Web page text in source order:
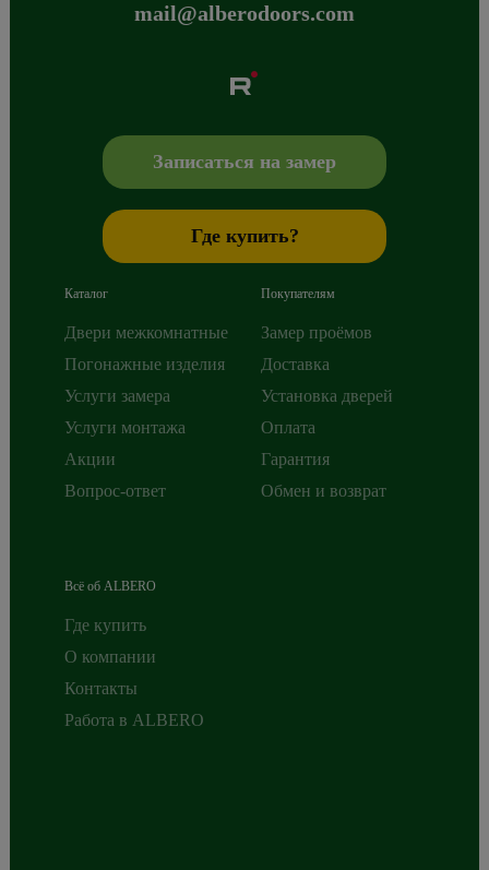
mail@alberodoors.com
+7 800 765 43 42,mail@alberodoors.com
Записаться на замер
Где купить?
Каталог
Двери межкомнатные
Погонажные изделия
Услуги замера
Услуги монтажа
Акции
Вопрос-ответ
Покупателям
Замер проёмов
Доставка
Установка дверей
Оплата
Гарантия
Обмен и возврат
Всё об ALBERO
Где купить
О компании
Контакты
Работа в ALBERO